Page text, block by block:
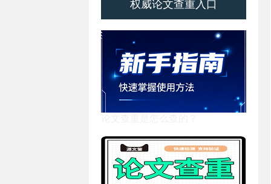
权威论文查重入口